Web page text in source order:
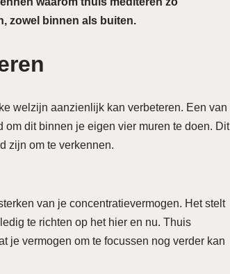
zowel binnen als buiten.
welzijn aanzienlijk kan verbeteren. Een van
dit binnen je eigen vier muren te doen. Dit
zijn om te verkennen.
van je concentratievermogen. Het stelt
te richten op het hier en nu. Thuis
je vermogen om te focussen nog verder kan